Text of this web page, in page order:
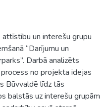
un interešu grupu
“Darījumu un
Darbā analizēts
no projekta idejas
Būvvaldē līdz tās
balstās uz interešu grupām